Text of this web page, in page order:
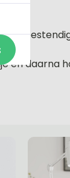
uv
en daarna